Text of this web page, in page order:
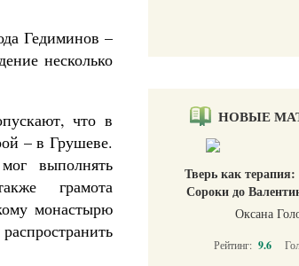
Гедиминов –
несколько
что в
– в Грушеве.
выполнять
грамота
монастырю
НОВЫЕ
Тверь как
Сороки до
Оксана
Рейтинг: 9.6